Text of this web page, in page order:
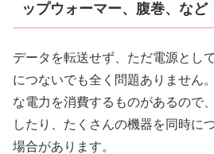
ップウォーマー、腹巻、など
データを転送せず、ただ電源とし
につないでも全く問題ありません
な電力を消費するものがあるので
したり、たくさんの機器を同時に
場合があります。